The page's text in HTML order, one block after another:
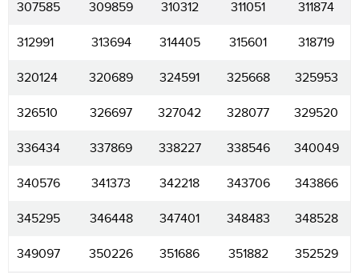
307585 309859 310312 311051 311874
312991 313694 314405 315601 318719
320124 320689 324591 325668 325953
326510 326697 327042 328077 329520
336434 337869 338227 338546 340049
340576 341373 342218 343706 343866
345295 346448 347401 348483 348528
349097 350226 351686 351882 352529